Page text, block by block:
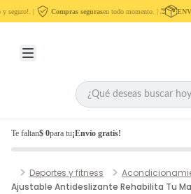
seguro!. | Compras segurasen todo momento. |
Te faltan$ 0para tu¡Envío gratis!
Deportes y fitness
Ajustable Antideslizante Rehabilita Tu